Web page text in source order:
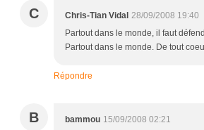
C Chris-Tian Vidal 28/09/2008 19:40
Partout dans le monde, il faut
Partout dans le monde. De tout
Répondre
B bammou 15/09/2008 02:21